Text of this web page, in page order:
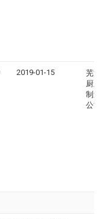
2019-01-15
芜湖
厨卫
制造
公司